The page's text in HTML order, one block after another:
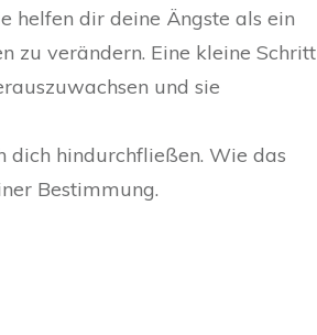
helfen dir deine Ängste als ein
zu verändern. Eine kleine Schritt
und sie
dich hindurchfließen. Wie das
Bestimmung.